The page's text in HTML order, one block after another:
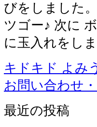
びをしました
ツゴー♪ 次に
に玉入れをし
キドキド よみ
お問い合わせ
最近の投稿